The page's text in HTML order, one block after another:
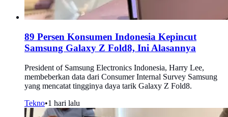
89 Persen Konsumen Indonesia Kepincut
Samsung Galaxy Z Fold8, Ini Alasannya
President of Samsung Electronics Indonesia, Harry Lee,
membeberkan data dari Consumer Internal Survey Samsung
yang mencatat tingginya daya tarik Galaxy Z Fold8.
Tekno•1 hari lalu